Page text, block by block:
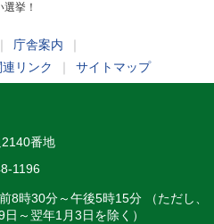
挙！
庁舎案内
連リンク サイトマップ
番地
1196
8時30分～午後5時15分 （ただし、
～翌年1月3日を除く）